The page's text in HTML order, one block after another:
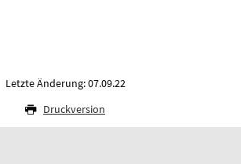
Letzte Änderung: 07.09.22
Druckversion